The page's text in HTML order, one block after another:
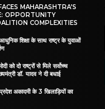
MAHARASHTRA’S
OPPORTUNITY
COMPLEXITIES
शिक्षा के साथ राष्ट्र के युवाओं
को दो राष्ट्रों से मिले सर्वोच्च
डॉ. यादव ने दी बधाई
अकादमी के 3 खिलाड़ियों का